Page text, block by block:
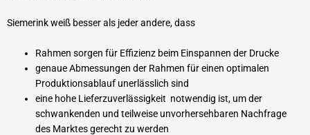
Siemerink weiß besser als jeder andere, dass
Rahmen sorgen für Effizienz beim Einspannen der Drucke
genaue Abmessungen der Rahmen für einen optimalen
Produktionsablauf unerlässlich sind
eine hohe Lieferzuverlässigkeit notwendig ist, um der
schwankenden und teilweise unvorhersehbaren Nachfrage
des Marktes gerecht zu werden